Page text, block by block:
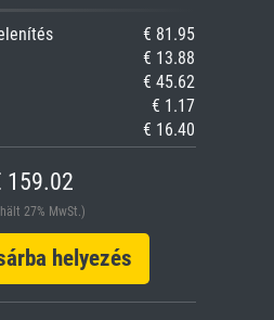
€ 81.95
€ 13.88
€ 45.62
€ 1.17
€ 16.40
159.02
27% MwSt.)
helyezés